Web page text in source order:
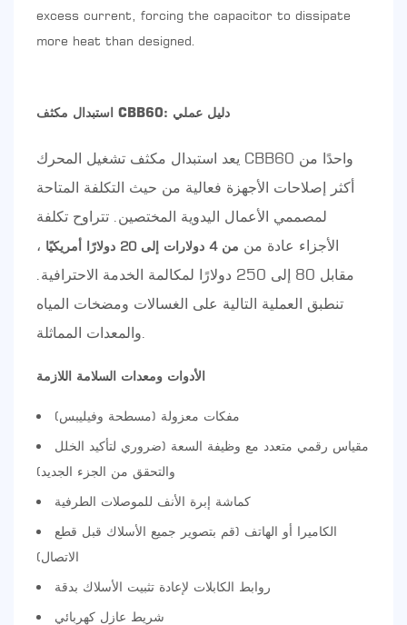
excess current, forcing the capacitor to dissipate
more heat than designed.
استبدال مكثف CBB60: دليل عملي
يعد استبدال مكثف تشغيل المحرك CBB60 واحدًا من
أكثر إصلاحات الأجهزة فعالية من حيث التكلفة المتاحة
لمصممي الأعمال اليدوية المختصين. تتراوح تكلفة
الأجزاء عادة من من 4 دولارات إلى 20 دولارًا أمريكيًا
،
مقابل 80 إلى 250 دولارًا لمكالمة الخدمة الاحترافية.
تنطبق العملية التالية على الغسالات ومضخات المياه
الأدوات ومعدات السلامة اللازمة
مفكات معزولة (مسطحة وفيليبس)
مقياس رقمي متعدد مع وظيفة السعة (ضروري لتأكيد الخلل
والتحقق من الجزء الجديد)
كماشة إبرة الأنف للموصلات الطرفية
الكاميرا أو الهاتف (قم بتصوير جميع الأسلاك قبل قطع
الاتصال)
روابط الكابلات لإعادة تثبيت الأسلاك بدقة
شريط عازل كهربائي